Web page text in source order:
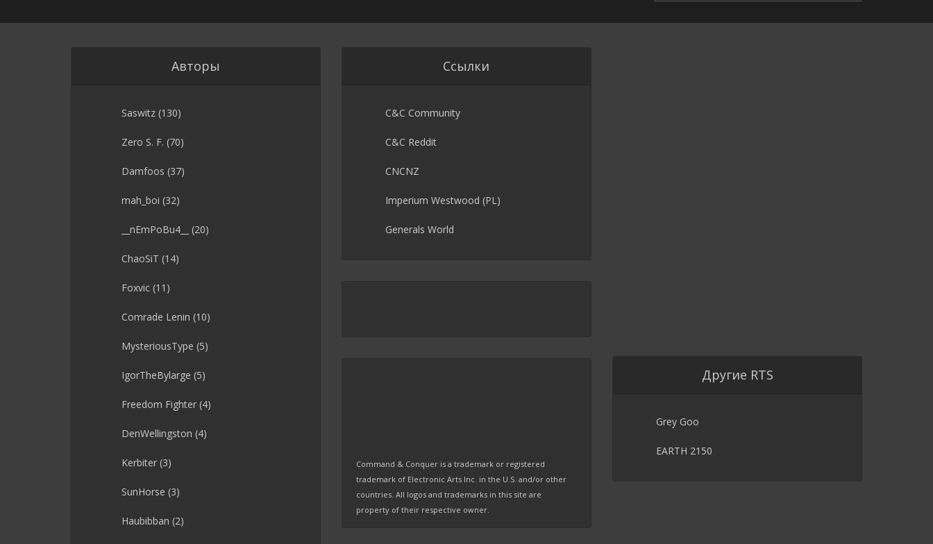
Авторы
Saswitz (130)
Zero S. F. (70)
Damfoos (37)
mah_boi (32)
__nEmPoBu4__ (20)
ChaoSiT (14)
Foxvic (11)
Comrade Lenin (10)
MysteriousType (5)
IgorTheBylarge (5)
Freedom Fighter (4)
DenWellingston (4)
Kerbiter (3)
SunHorse (3)
Haubibban (2)
Ссылки
C&C Community
C&C Reddit
CNCNZ
Imperium Westwood (PL)
Generals World
Command & Conquer is a trademark or registered
trademark of Electronic Arts Inc. in the U.S. and/or other
countries. All logos and trademarks in this site are
property of their respective owner.
Другие RTS
Grey Goo
EARTH 2150